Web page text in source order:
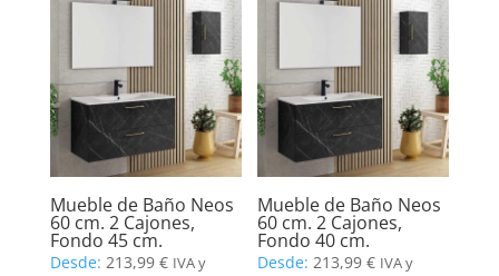
Mueble de Baño Neos
60 cm. 2 Cajones,
Fondo 45 cm.
Desde: 213,99 € IVA y
Mueble de Baño Neos
60 cm. 2 Cajones,
Fondo 40 cm.
Desde:213,99€ IVA y